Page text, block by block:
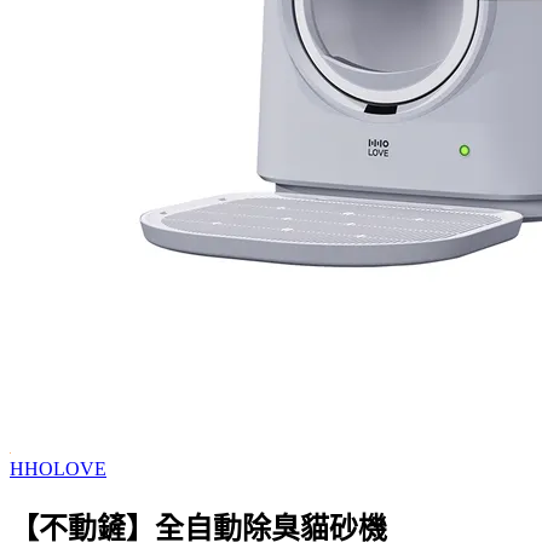
HHOLOVE
【不動鏟】全自動除臭貓砂機